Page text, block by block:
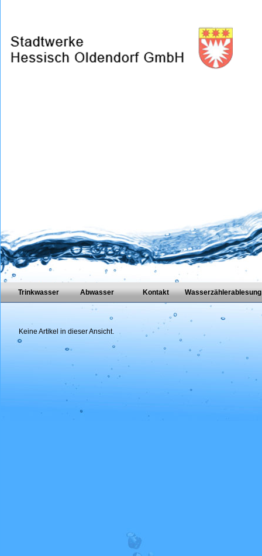
Trinkwasser Abwasser Kontakt Wasserzählerablesung
Keine Artikel in dieser Ansicht.